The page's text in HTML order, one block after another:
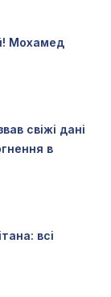
Мохамед
свіжі дані
в
всі